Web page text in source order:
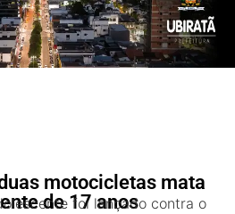
motocicletas mata
de 17 anos
foi lançado contra o